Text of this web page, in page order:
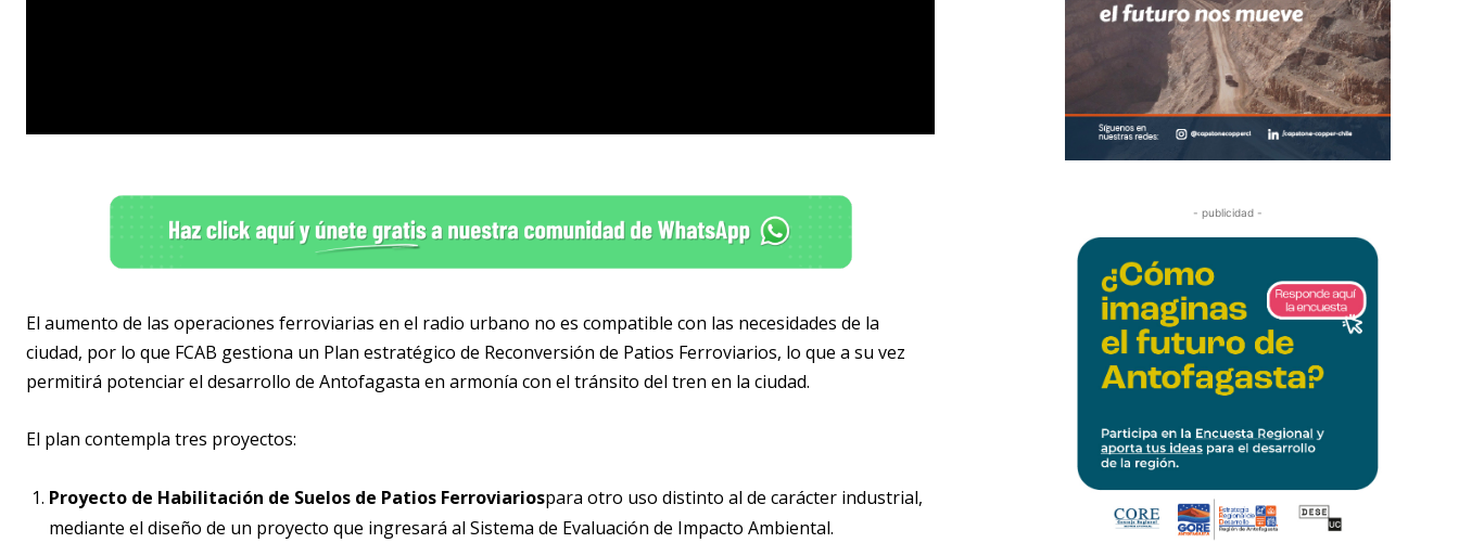
El aumento de las operaciones ferroviarias en el radio urbano no es compatible con las necesidades de la
ciudad, por lo que FCAB gestiona un Plan estratégico de Reconversión de Patios Ferroviarios, lo que a su vez
permitirá potenciar el desarrollo de Antofagasta en armonía con el tránsito del tren en la ciudad.
El plan contempla tres proyectos:
Proyecto de Habilitación de Suelos de Patios Ferroviariospara otro uso distinto al de carácter industrial,
mediante el diseño de un proyecto que ingresará al Sistema de Evaluación de Impacto Ambiental.
- publicidad -